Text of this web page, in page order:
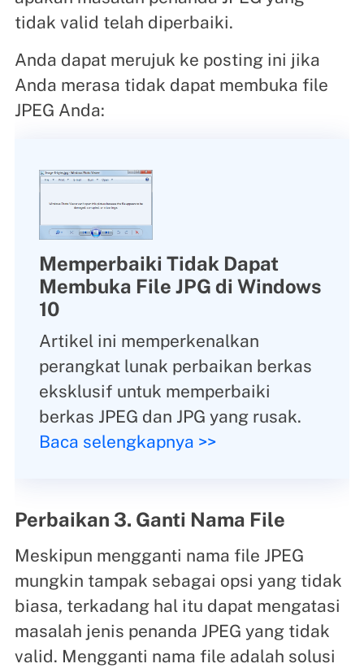
tidak valid telah diperbaiki.
Anda dapat merujuk ke posting ini jika
Anda merasa tidak dapat membuka file
JPEG Anda:
Memperbaiki Tidak Dapat
Membuka File JPG di Windows
10
Artikel ini memperkenalkan
perangkat lunak perbaikan berkas
eksklusif untuk memperbaiki
berkas JPEG dan JPG yang rusak.
Baca selengkapnya >>
Perbaikan 3. Ganti Nama File
Meskipun mengganti nama file JPEG
mungkin tampak sebagai opsi yang tidak
biasa, terkadang hal itu dapat mengatasi
masalah jenis penanda JPEG yang tidak
valid. Mengganti nama file adalah solusi